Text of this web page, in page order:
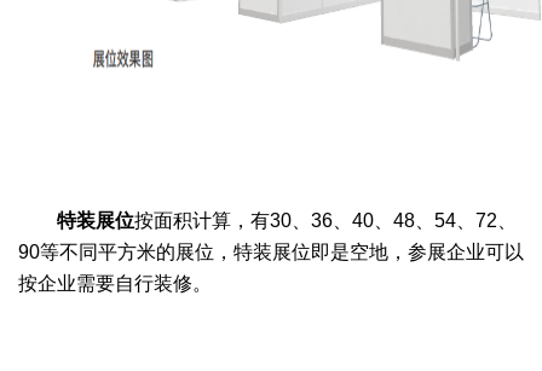
特装展位按面积计算，有30、36、40、48、54、72、
90等不同平方米的展位，特装展位即是空地， 参展企业可以
按企业需要自行装修。